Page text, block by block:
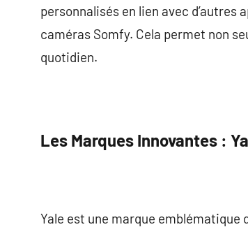
personnalisés en lien avec
caméras Somfy. Cela permet non
quotidien.
Les Marques Innovantes :
Yale est une marque emblématique